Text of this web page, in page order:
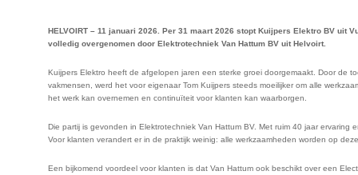
HELVOIRT – 11 januari 2026. Per 31 maart 2026 stopt Kuijpers Elektro BV
volledig overgenomen door Elektrotechniek Van Hattum BV uit Helvoirt.
Kuijpers Elektro heeft de afgelopen jaren een sterke groei doorgemaakt. Door de
vakmensen, werd het voor eigenaar Tom Kuijpers steeds moeilijker om alle
het werk kan overnemen en continuïteit voor klanten kan waarborgen.
Die partij is gevonden in Elektrotechniek Van Hattum BV. Met ruim 40 jaar
Voor klanten verandert er in de praktijk weinig: alle werkzaamheden worden op
Een bijkomend voordeel voor klanten is dat Van Hattum ook beschikt over een